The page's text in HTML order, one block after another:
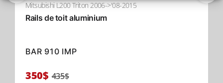
Mitsubishi L200 Triton 2006->'08-2015
Rails de toit aluminium
BAR 910 IMP
350$ 435$